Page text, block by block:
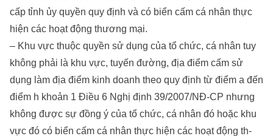
cấp tỉnh ủy quyền quy định và có biển cấm cá nhân thực
hiện các hoạt động th­ương mại.
– Khu vực thuộc quyền sử dụng của tổ chức, cá nhân tuy
không phải là khu vực, tuyến đ­ường, địa điểm cấm sử
dụng làm địa điểm kinh doanh theo quy định từ điểm a đến
điểm h khoản 1 Điều 6 Nghị định 39/2007/NĐ-CP nh­ưng
không đ­ược sự đồng ý của tổ chức, cá nhân đó hoặc khu
vực đó có biển cấm cá nhân thực hiện các hoạt động th­